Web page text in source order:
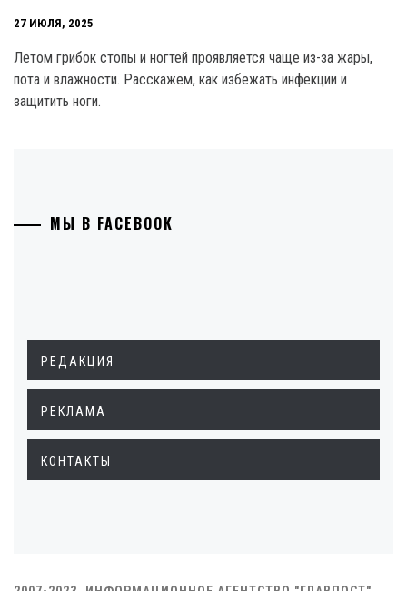
27 ИЮЛЯ, 2025
Летом грибок стопы и ногтей проявляется чаще из-за жары,
пота и влажности. Расскажем, как избежать инфекции и
защитить ноги.
МЫ В FACEBOOK
РЕДАКЦИЯ
РЕКЛАМА
КОНТАКТЫ